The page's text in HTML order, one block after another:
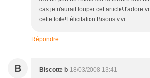
cas je n'aurait louper cet article!J'adore
cette toile!Félicitation Bisous vivi
Répondre
B Biscotte b 18/03/2008 13:41